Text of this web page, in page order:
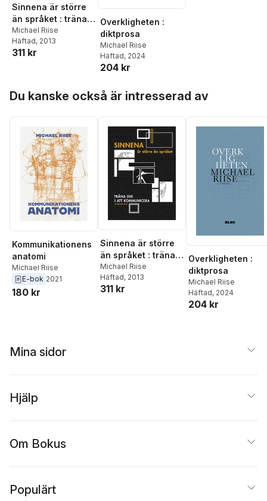
Sinnena är större
än språket : träna
dig i att
kommunicera!
Michael Riise
Häftad, 2013
311 kr
Overkligheten :
diktprosa
Michael Riise
Häftad, 2024
204 kr
Du kanske också är intresserad av
Kommunikationens
anatomi
Michael Riise
E-bok 2021
180 kr
Sinnena är större
än språket : träna
dig i att
kommunicera!
Michael Riise
Häftad, 2013
311 kr
Overkligheten :
diktprosa
Michael Riise
Häftad, 2024
204 kr
Mina sidor
Hjälp
Om Bokus
Populärt